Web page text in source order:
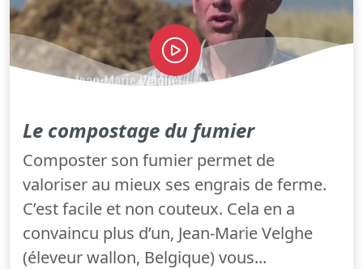
Le compostage du fumier
Composter son fumier permet de
valoriser au mieux ses engrais de ferme.
C’est facile et non couteux. Cela en a
convaincu plus d’un, Jean-Marie Velghe
(éleveur wallon, Belgique) vous...